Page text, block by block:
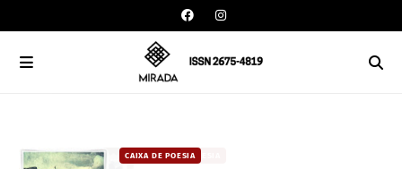
CAIXA DE POESIA